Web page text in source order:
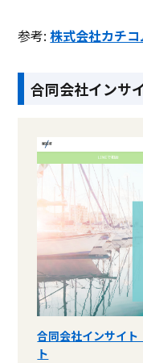
参考:株式会社カチコ
合同会社インサ
合同会社インサイ
ト